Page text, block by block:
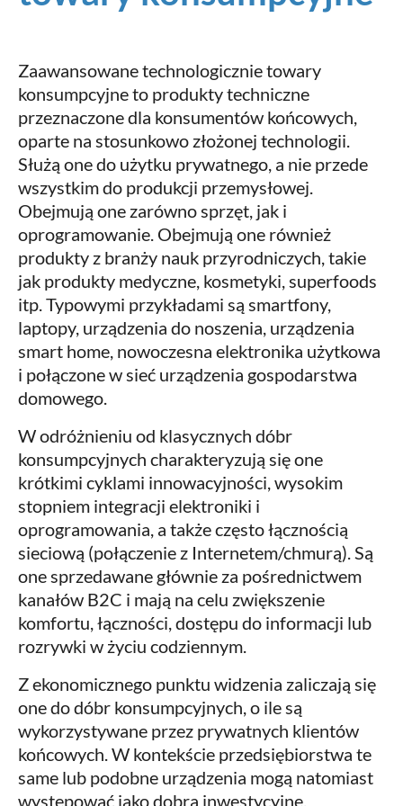
Zaawansowane technologicznie towary
konsumpcyjne to produkty techniczne
przeznaczone dla konsumentów końcowych,
oparte na stosunkowo złożonej technologii.
Służą one do użytku prywatnego, a nie przede
wszystkim do produkcji przemysłowej.
Obejmują one zarówno sprzęt, jak i
oprogramowanie. Obejmują one również
produkty z branży nauk przyrodniczych, takie
jak produkty medyczne, kosmetyki, superfoods
itp. Typowymi przykładami są smartfony,
laptopy, urządzenia do noszenia, urządzenia
smart home, nowoczesna elektronika użytkowa
i połączone w sieć urządzenia gospodarstwa
domowego.
W odróżnieniu od klasycznych dóbr
konsumpcyjnych charakteryzują się one
krótkimi cyklami innowacyjności, wysokim
stopniem integracji elektroniki i
oprogramowania, a także często łącznością
sieciową (połączenie z Internetem/chmurą). Są
one sprzedawane głównie za pośrednictwem
kanałów B2C i mają na celu zwiększenie
komfortu, łączności, dostępu do informacji lub
rozrywki w życiu codziennym.
Z ekonomicznego punktu widzenia zaliczają się
one do dóbr konsumpcyjnych, o ile są
wykorzystywane przez prywatnych klientów
końcowych. W kontekście przedsiębiorstwa te
same lub podobne urządzenia mogą natomiast
występować jako dobra inwestycyjne.